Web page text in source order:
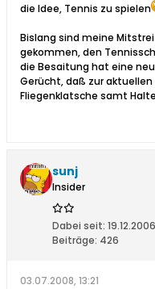
die Idee, Tennis zu spielen
Bislang sind meine
gekommen, den
die Besaitung hat eine
Gerücht, daß zur
Fliegenklatsche samt
sunj
Insider
Dabei seit: 19.12.2006
Beiträge: 426
03.07.2008, 13:21